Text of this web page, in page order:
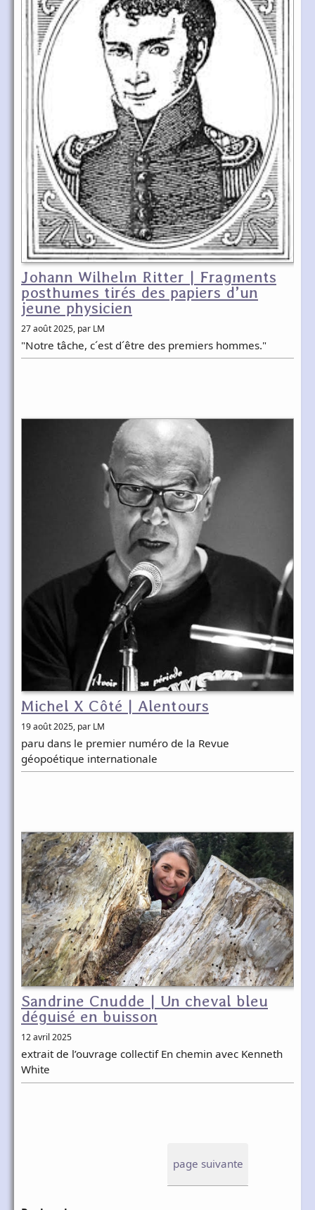
Johann Wilhelm Ritter | Fragments
posthumes tirés des papiers d’un
jeune physicien
27 août 2025, par LM
"Notre tâche, c´est d´être des premiers hommes."
Michel X Côté | Alentours
19 août 2025, par LM
paru dans le premier numéro de la Revue
géopoétique internationale
Sandrine Cnudde | Un cheval bleu
déguisé en buisson
12 avril 2025
extrait de l’ouvrage collectif En chemin avec Kenneth
White
page suivante